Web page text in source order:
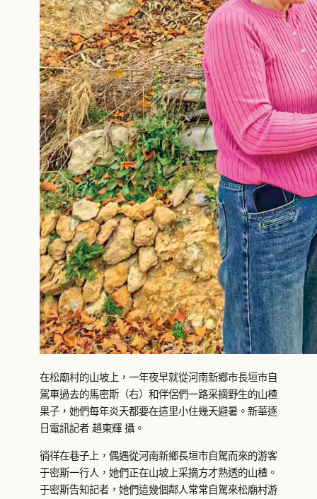
在松廟村的山坡上，一年夜早就從河南新鄉市長垣市自
駕車過去的馬密斯（右）和伴侶們一路采摘野生的山楂
果子，她們每年炎天都要在這里小住幾天避暑。新華逐
日電訊記者 趙東輝 攝。
徜徉在巷子上，偶遇從河南新鄉長垣市自駕而來的游客
于密斯一行人，她們正在山坡上采摘方才熟透的山楂。
于密斯告知記者，她們這幾個鄰人常常自駕來松廟村游